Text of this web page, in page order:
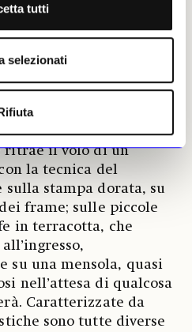
tutti
selezionati
aleggia
sulla
ritrae il volo di un
la tecnica del
sulla stampa dorata, su
frame; sulle piccole
in terracotta, che
su una mensola, quasi
nell’attesa di qualcosa
Caratterizzate da
sono tutte diverse